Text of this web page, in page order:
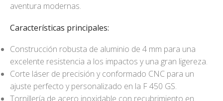
aventura modernas.
Características principales:
Construcción robusta de aluminio de 4 mm para una
excelente resistencia a los impactos y una gran ligereza.
Corte láser de precisión y conformado CNC para un
ajuste perfecto y personalizado en la F 450 GS.
Tornillería de acero inoxidable con recubrimiento en